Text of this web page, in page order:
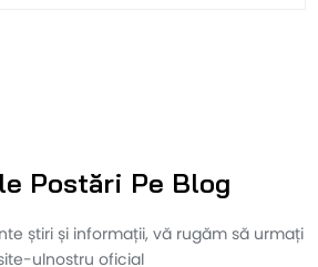
Postări Pe Blog
știri și informații, vă rugăm să urmați
ulnostru oficial